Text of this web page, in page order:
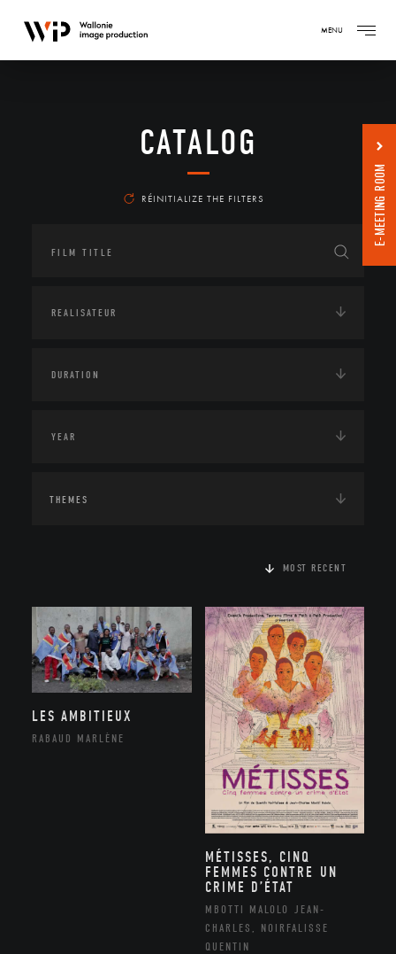
MENU
CATALOG
RÉINITIALIZE THE FILTERS
THEMES
MOST RECENT
LES AMBITIEUX
RABAUD MARLÈNE
MÉTISSES, CINQ
FEMMES CONTRE UN
CRIME D’ÉTAT
MBOTTI MALOLO JEAN-
CHARLES, NOIRFALISSE
QUENTIN
E-MEETING ROOM